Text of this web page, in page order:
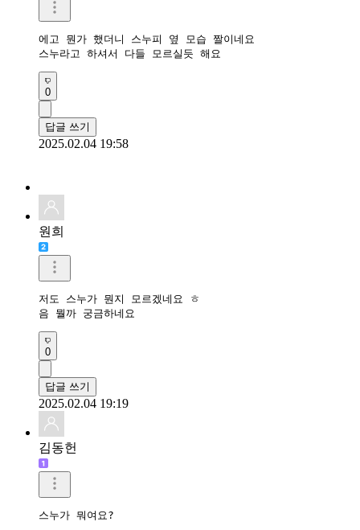
에고 뭔가 했더니 스누피 옆 모습 짤이네요
스누라고 하셔서 다들 모르실듯 해요
0
답글 쓰기
2025.02.04 19:58
원희
저도 스누가 뭔지 모르겠네요 ㅎ
음 뭘까 궁금하네요
0
답글 쓰기
2025.02.04 19:19
김동헌
스누가 뭐여요?